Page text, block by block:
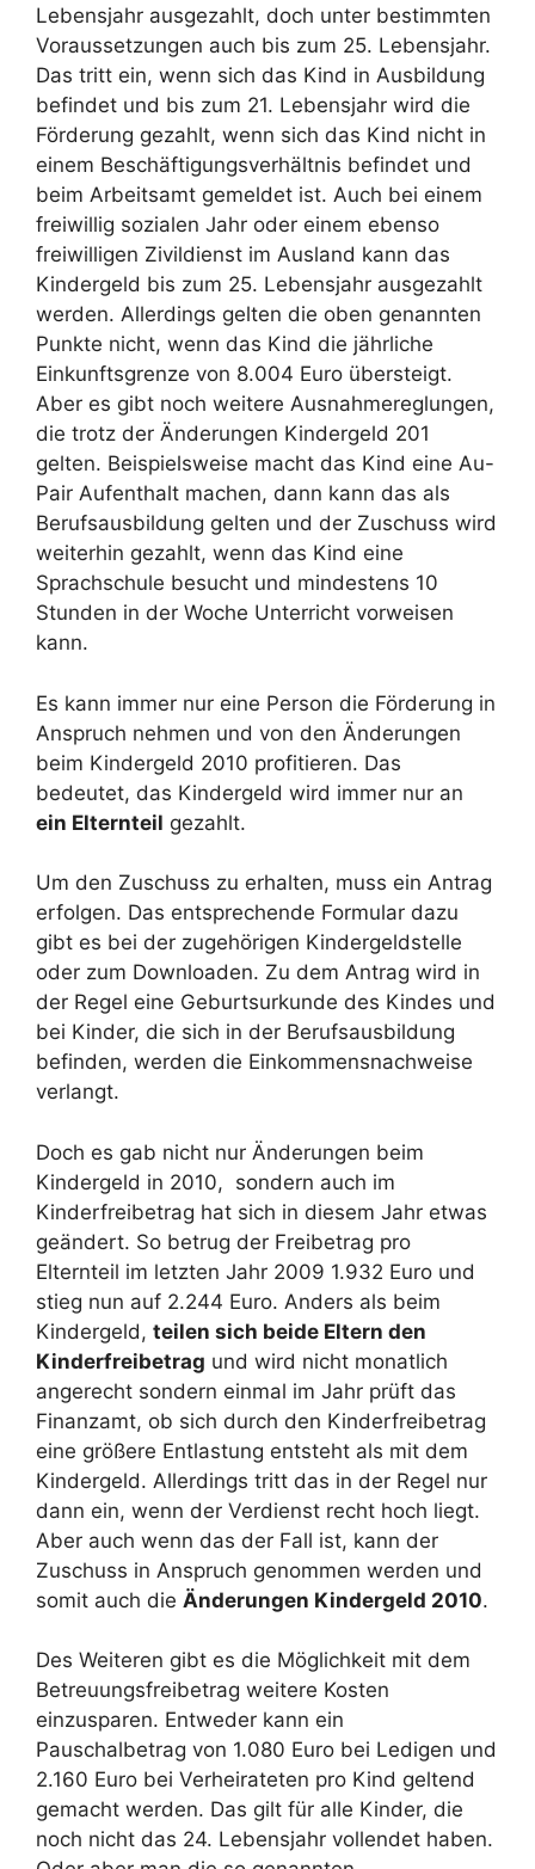
Lebensjahr ausgezahlt, doch unter bestimmten
Voraussetzungen auch bis zum 25. Lebensjahr.
Das tritt ein, wenn sich das Kind in Ausbildung
befindet und bis zum 21. Lebensjahr wird die
Förderung gezahlt, wenn sich das Kind nicht in
einem Beschäftigungsverhältnis befindet und
beim Arbeitsamt gemeldet ist. Auch bei einem
freiwillig sozialen Jahr oder einem ebenso
freiwilligen Zivildienst im Ausland kann das
Kindergeld bis zum 25. Lebensjahr ausgezahlt
werden. Allerdings gelten die oben genannten
Punkte nicht, wenn das Kind die jährliche
Einkunftsgrenze von 8.004 Euro übersteigt.
Aber es gibt noch weitere Ausnahmereglungen,
die trotz der Änderungen Kindergeld 201
gelten. Beispielsweise macht das Kind eine Au-
Pair Aufenthalt machen, dann kann das als
Berufsausbildung gelten und der Zuschuss wird
weiterhin gezahlt, wenn das Kind eine
Sprachschule besucht und mindestens 10
Stunden in der Woche Unterricht vorweisen
kann.
Es kann immer nur eine Person die Förderung in
Anspruch nehmen und von den Änderungen
beim Kindergeld 2010 profitieren. Das
bedeutet, das Kindergeld wird immer nur an
ein Elternteil gezahlt.
Um den Zuschuss zu erhalten, muss ein Antrag
erfolgen. Das entsprechende Formular dazu
gibt es bei der zugehörigen Kindergeldstelle
oder zum Downloaden. Zu dem Antrag wird in
der Regel eine Geburtsurkunde des Kindes und
bei Kinder, die sich in der Berufsausbildung
befinden, werden die Einkommensnachweise
verlangt.
Doch es gab nicht nur Änderungen beim
Kindergeld in 2010, sondern auch im
Kinderfreibetrag hat sich in diesem Jahr etwas
geändert. So betrug der Freibetrag pro
Elternteil im letzten Jahr 2009 1.932 Euro und
stieg nun auf 2.244 Euro. Anders als beim
Kindergeld, teilen sich beide Eltern den
Kinderfreibetrag und wird nicht monatlich
angerecht sondern einmal im Jahr prüft das
Finanzamt, ob sich durch den Kinderfreibetrag
eine größere Entlastung entsteht als mit dem
Kindergeld. Allerdings tritt das in der Regel nur
dann ein, wenn der Verdienst recht hoch liegt.
Aber auch wenn das der Fall ist, kann der
Zuschuss in Anspruch genommen werden und
somit auch die Änderungen Kindergeld 2010.
Des Weiteren gibt es die Möglichkeit mit dem
Betreuungsfreibetrag weitere Kosten
einzusparen. Entweder kann ein
Pauschalbetrag von 1.080 Euro bei Ledigen und
2.160 Euro bei Verheirateten pro Kind geltend
gemacht werden. Das gilt für alle Kinder, die
noch nicht das 24. Lebensjahr vollendet haben.